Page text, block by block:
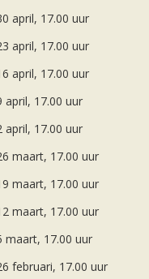
april, 17.00 uur
april, 17.00 uur
april, 17.00 uur
april, 17.00 uur
april, 17.00 uur
maart, 17.00 uur
maart, 17.00 uur
maart, 17.00 uur
maart, 17.00 uur
februari, 17.00 uur